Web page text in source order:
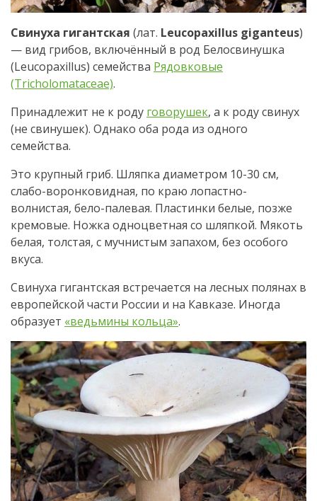
Свинуха гигантская (лат. Leucopaxillus giganteus)
— вид грибов, включённый в род Белосвинушка
(Leucopaxillus) семейства Рядовковые
(Tricholomataceae).
Принадлежит не к роду говорушек, а к роду свинух
(не свинушек). Однако оба рода из одного
семейства.
Это крупный гриб. Шляпка диаметром 10-30 см,
слабо-воронковидная, по краю лопастно-
волнистая, бело-палевая. Пластинки белые, позже
кремовые. Ножка одноцветная со шляпкой. Мякоть
белая, толстая, с мучнистым запахом, без особого
вкуса.
Свинуха гигантская встречается на лесных полянах в
европейской части России и на Кавказе. Иногда
образует «ведьмины кольца».